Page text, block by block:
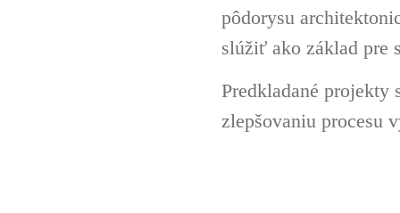
pôdorysu
slúžiť ako základ pre
Predkladané
zlepšovaniu procesu